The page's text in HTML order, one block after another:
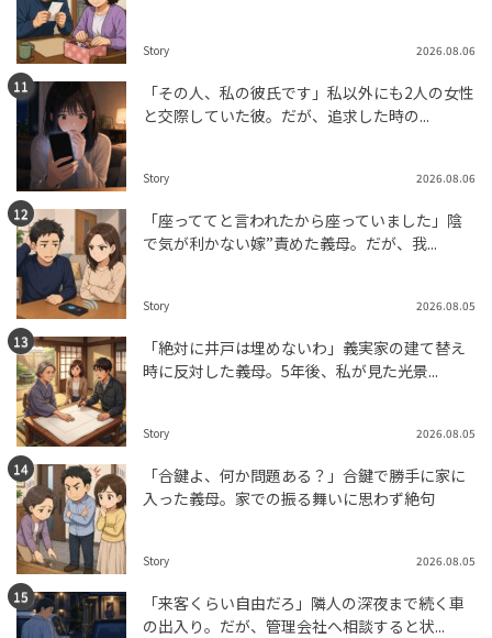
Story 2026.08.06
「その人、私の彼氏です」私以外にも2人の女性
と交際していた彼。だが、追求した時の...
Story 2026.08.06
「座っててと言われたから座っていました」陰
で気が利かない嫁”責めた義母。だが、我...
Story 2026.08.05
「絶対に井戸は埋めないわ」義実家の建て替え
時に反対した義母。5年後、私が見た光景...
Story 2026.08.05
「合鍵よ、何か問題ある？」合鍵で勝手に家に
入った義母。家での振る舞いに思わず絶句
Story 2026.08.05
「来客くらい自由だろ」隣人の深夜まで続く車
の出入り。だが、管理会社へ相談すると状...